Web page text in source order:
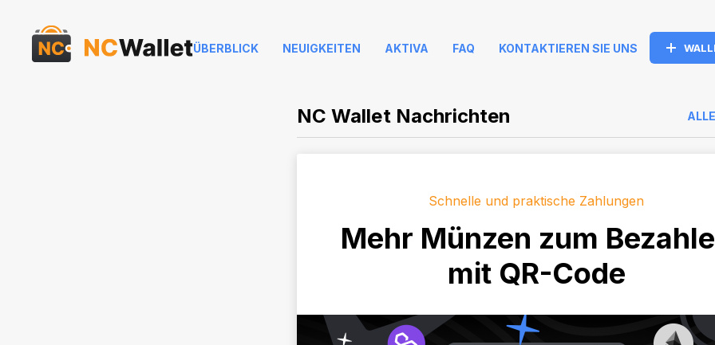
ÜBERBLICK NEUIGKEITEN AKTIVA FAQ KONTAKTIEREN SIE UNS
NC Wallet Nachrichten
Schnelle und praktische Zahlungen
Mehr Münzen zum
mit QR-Code